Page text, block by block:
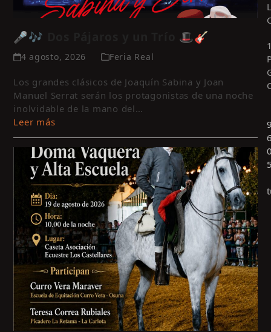
🎤🎶 Dos Pájaros y un Trío 🎩🎸
4 agosto, 2026 Feria Real
Los grandes clásicos de Joaquín Sabina y Joan
Manuel Serrat serán los protagonistas de una noche
inolvidable de la mano del…
Leer más